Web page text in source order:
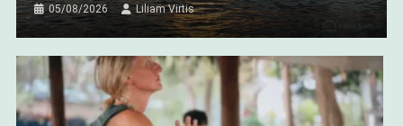
05/08/2026 Liliam Virtis